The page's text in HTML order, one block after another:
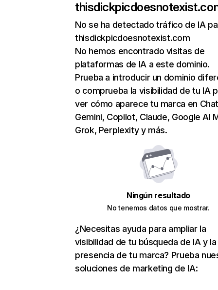
No se ha detectado tráfico de IA
thisdickpicdoesnotexist.com
No hemos encontrado visitas de
plataformas de IA a este dominio.
Prueba a introducir un dominio
o comprueba la visibilidad de tu IA
ver cómo aparece tu marca en
Gemini, Copilot, Claude, Google AI
Grok, Perplexity y más.
Ningún resultado
No tenemos datos que mostrar.
¿Necesitas ayuda para ampliar la
visibilidad de tu búsqueda de IA y la
presencia de tu marca? Prueba
soluciones de marketing de IA: